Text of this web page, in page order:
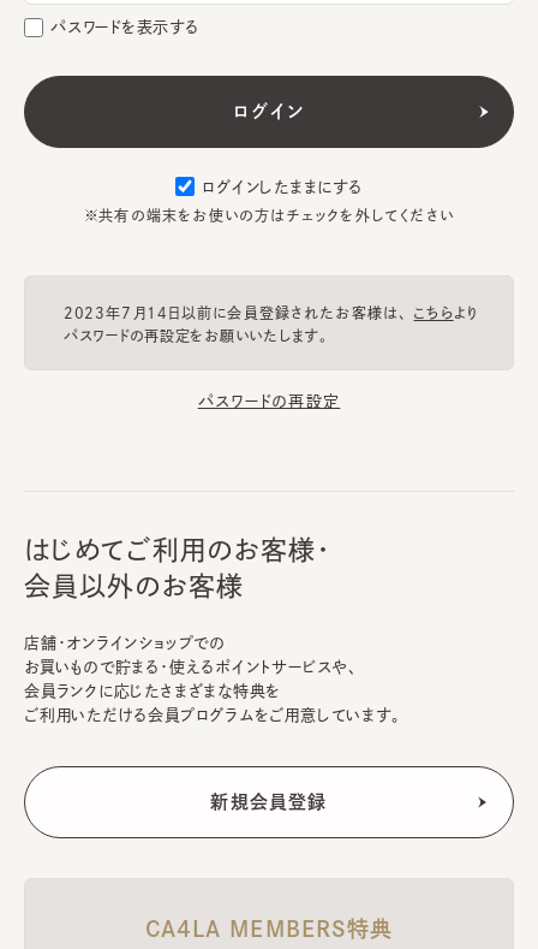
パスワードを表示する
ログインしたままにする
※共有の端末をお使いの方はチェックを外してください
2023年7月14日以前に会員登録されたお客様は、 こちらより
パスワードの再設定をお願いいたします。
パスワードの再設定
はじめてご利用のお客様・
会員以外のお客様
店舗・オンラインショップでの
お買いもので貯まる・使えるポイントサービスや、
会員ランクに応じたさまざまな特典を
ご利用いただける会員プログラムをご用意しています。
CA4LA MEMBERS特典